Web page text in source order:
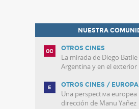
NUESTRA
OTROS CINES
La mirada de Diego
Argentina y en el exterior
OTROS CINES / EUROPA
Una perspectiva europea
dirección de Manu Yañez